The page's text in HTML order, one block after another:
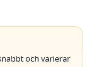
och varierar